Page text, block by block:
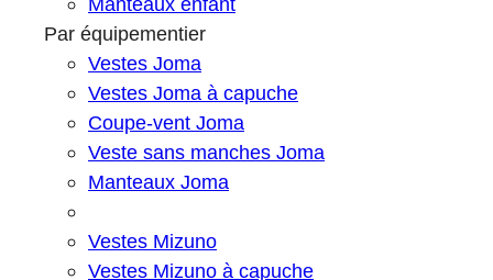
Par équipementier
Vestes Joma
Vestes Joma à capuche
Coupe-vent Joma
Veste sans manches Joma
Manteaux Joma
Vestes Mizuno
Vestes Mizuno à capuche